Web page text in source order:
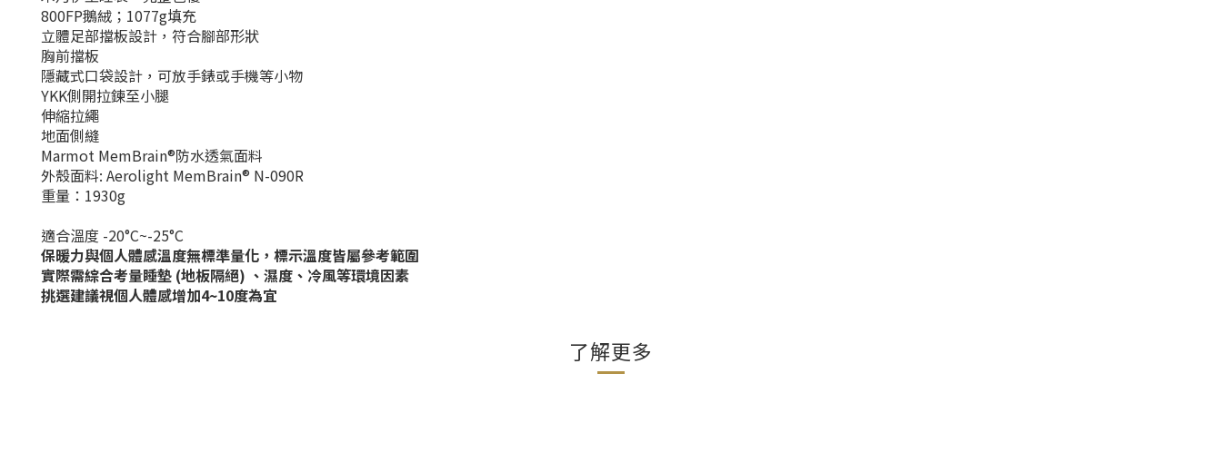
800FP鵝絨；1077g填充
立體足部擋板設計，符合腳部形狀
胸前擋板
隱藏式口袋設計，可放手錶或手機等小物
YKK側開拉鍊至小腿
伸縮拉繩
地面側縫​
Marmot MemBrain®防水透氣面料
外殼面料: Aerolight MemBrain® N-090R
重量：1930g
適合溫度 -20°C~-25°C
保暖力與個人體感溫度無標準量化，標示溫度皆屬參考範圍
實際需綜合考量睡墊 (地板隔絕) 、濕度、冷風等環境因素
挑選建議視個人體感增加4~10度為宜
了解更多